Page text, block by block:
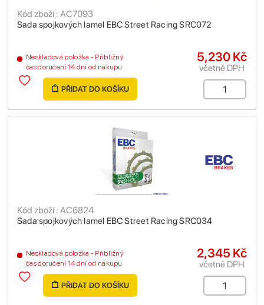
Sada spojkových lamel EBC Street Racing SRC072
Kód zboží : AC7093
Neskladová položka - Přibližný
čas doručení 14 dní od nákupu
5,230 Kč
včetně DPH
PŘIDAT DO KOŠÍKU
Sada spojkových lamel EBC Street Racing SRC034
Kód zboží : AC6824
Neskladová položka - Přibližný
čas doručení 14 dní od nákupu
2,345 Kč
včetně DPH
PŘIDAT DO KOŠÍKU